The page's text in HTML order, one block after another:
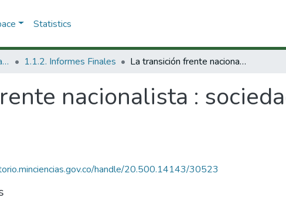
Statistics
1.1 Productos de investigación 1.1.2. Informes Finales La transición frente nacionalista : sociedad civil y cultura política
nacionalista :
handle/20.500.14143/30523